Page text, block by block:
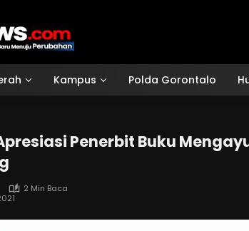
Kampus Polda Gorontalo
Penerbit Buku
2 Min Baca